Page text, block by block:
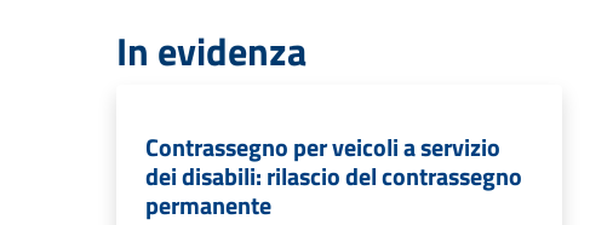
In evidenza
Contrassegno per veicoli a servizio
dei disabili: rilascio del contrassegno
permanente